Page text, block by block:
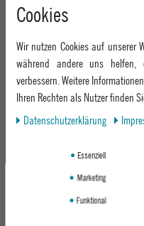
We Care -
KEEP
Cookies
Wir nutzen Cookies auf unserer
während andere uns helfen,
verbessern. Weitere
Ihren Rechten als Nutzer finden
Daten­schutz­erklärung
Essenziell
Marketing
Funktional